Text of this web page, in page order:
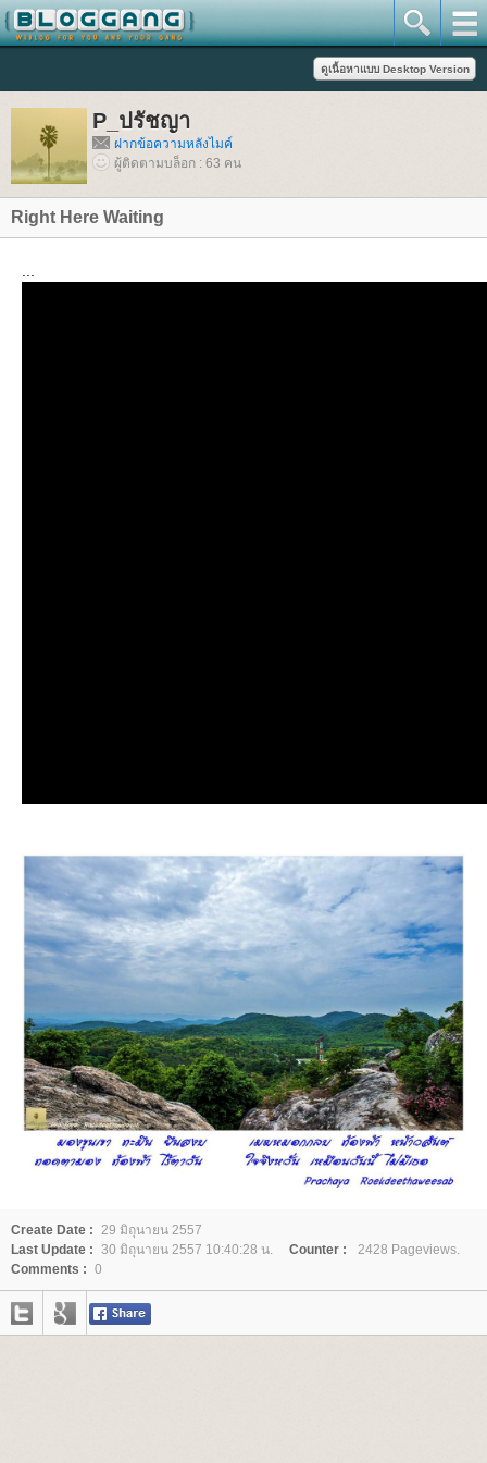
P_ปรัชญา
ฝากข้อความหลังไมค์
ผู้ติดตามบล็อก : 63 คน
Right Here Waiting
Create Date : 29 มิถุนายน 2557
Last Update : 30 มิถุนายน 2557 10:40:28 น. Counter :
2428 Pageviews.
Comments : 0